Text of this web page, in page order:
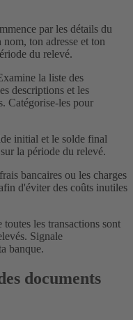
par les détails du
ton adresse et ton
du relevé.
la liste des
descriptions et les
Catégorise-les pour
initial et le solde final
la période du relevé.
bancaires ou les charges
d'éviter des coûts inutiles
les transactions sont
Signale
banque.
documents